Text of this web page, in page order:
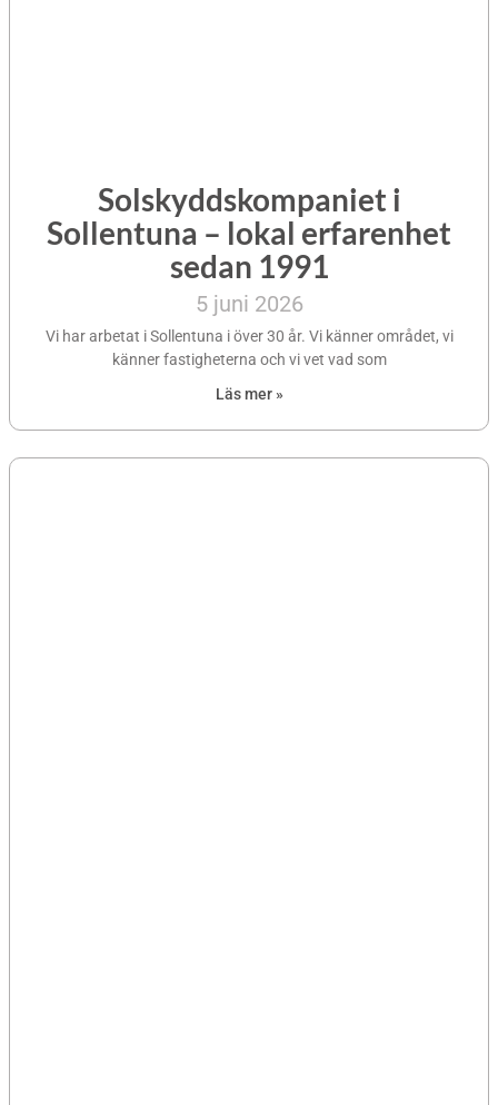
Solskyddskompaniet i
Sollentuna – lokal erfarenhet
sedan 1991
5 juni 2026
Vi har arbetat i Sollentuna i över 30 år. Vi känner området, vi
känner fastigheterna och vi vet vad som
Läs mer »